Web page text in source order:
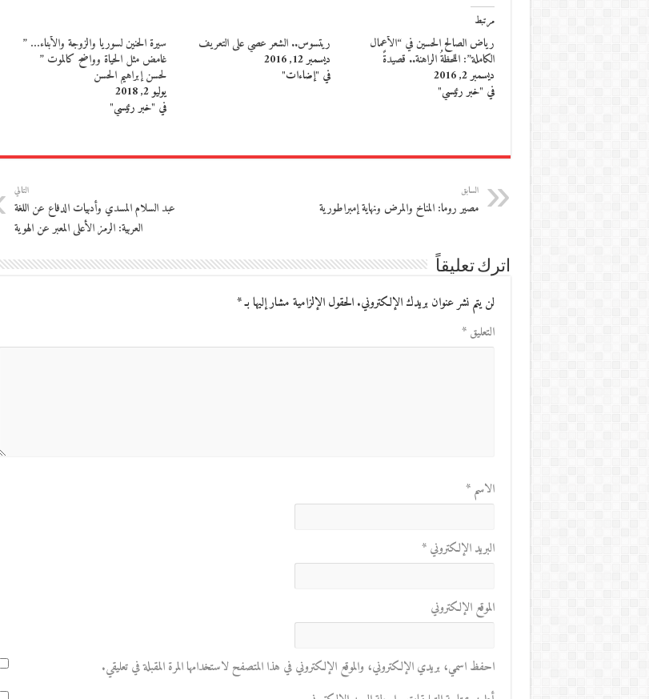
مرتبط
رياض الصالح الحسين في “الأعمال
الكاملة”: اللحظةُ الراهنة.. قصيدةً
ديسمبر 2, 2016
في "خبر رئيسي"
ريتسوس.. الشعر عصي على التعريف
ديسمبر 12, 2016
في "إضاءات"
سيرة الحنين لسوريا والزوجة والأبناء… ”
غامض مثل الحياة وواضح كالموت ”
لحسن إبراهيم الحسن
يوليو 2, 2018
في "خبر رئيسي"
السابق
مصير روما: المناخ والمرض ونهاية إمبراطورية
التالي
عبد السلام المسدي وأدبيات الدفاع عن اللغة
العربية: الرمز الأعلى المعبر عن الهوية
اترك تعليقاً
لن يتم نشر عنوان بريدك الإلكتروني. الحقول الإلزامية مشار إليها بـ*
التعليق*
الاسم*
البريد الإلكتروني*
الموقع الإلكتروني
احفظ اسمي، بريدي الإلكتروني، والموقع الإلكتروني في هذا المتصفح لاستخدامها المرة المقبلة في تعليقي.